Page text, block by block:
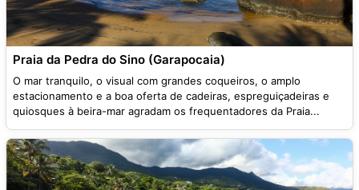
Praia da Pedra do Sino (Garapocaia)
O mar tranquilo, o visual com grandes coqueiros, o amplo
estacionamento e a boa oferta de cadeiras, espreguiçadeiras e
quiosques à beira-mar agradam os frequentadores da Praia...